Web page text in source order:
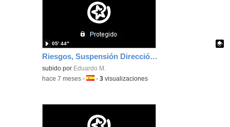
Riesgos, Suspensión Dirección y Ruedas
Contenido educativo.
subido por Eduardo M.
05′ 44″
-hace 7 meses -Idioma:
-3 visualizaciones